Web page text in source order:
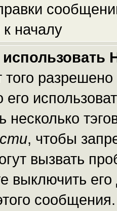
началу
того
несколько
, чтобы
вызвать
выключить
сообщения.